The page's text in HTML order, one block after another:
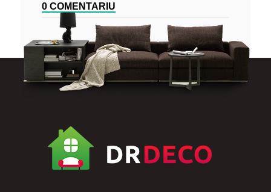
0 COMENTARIU